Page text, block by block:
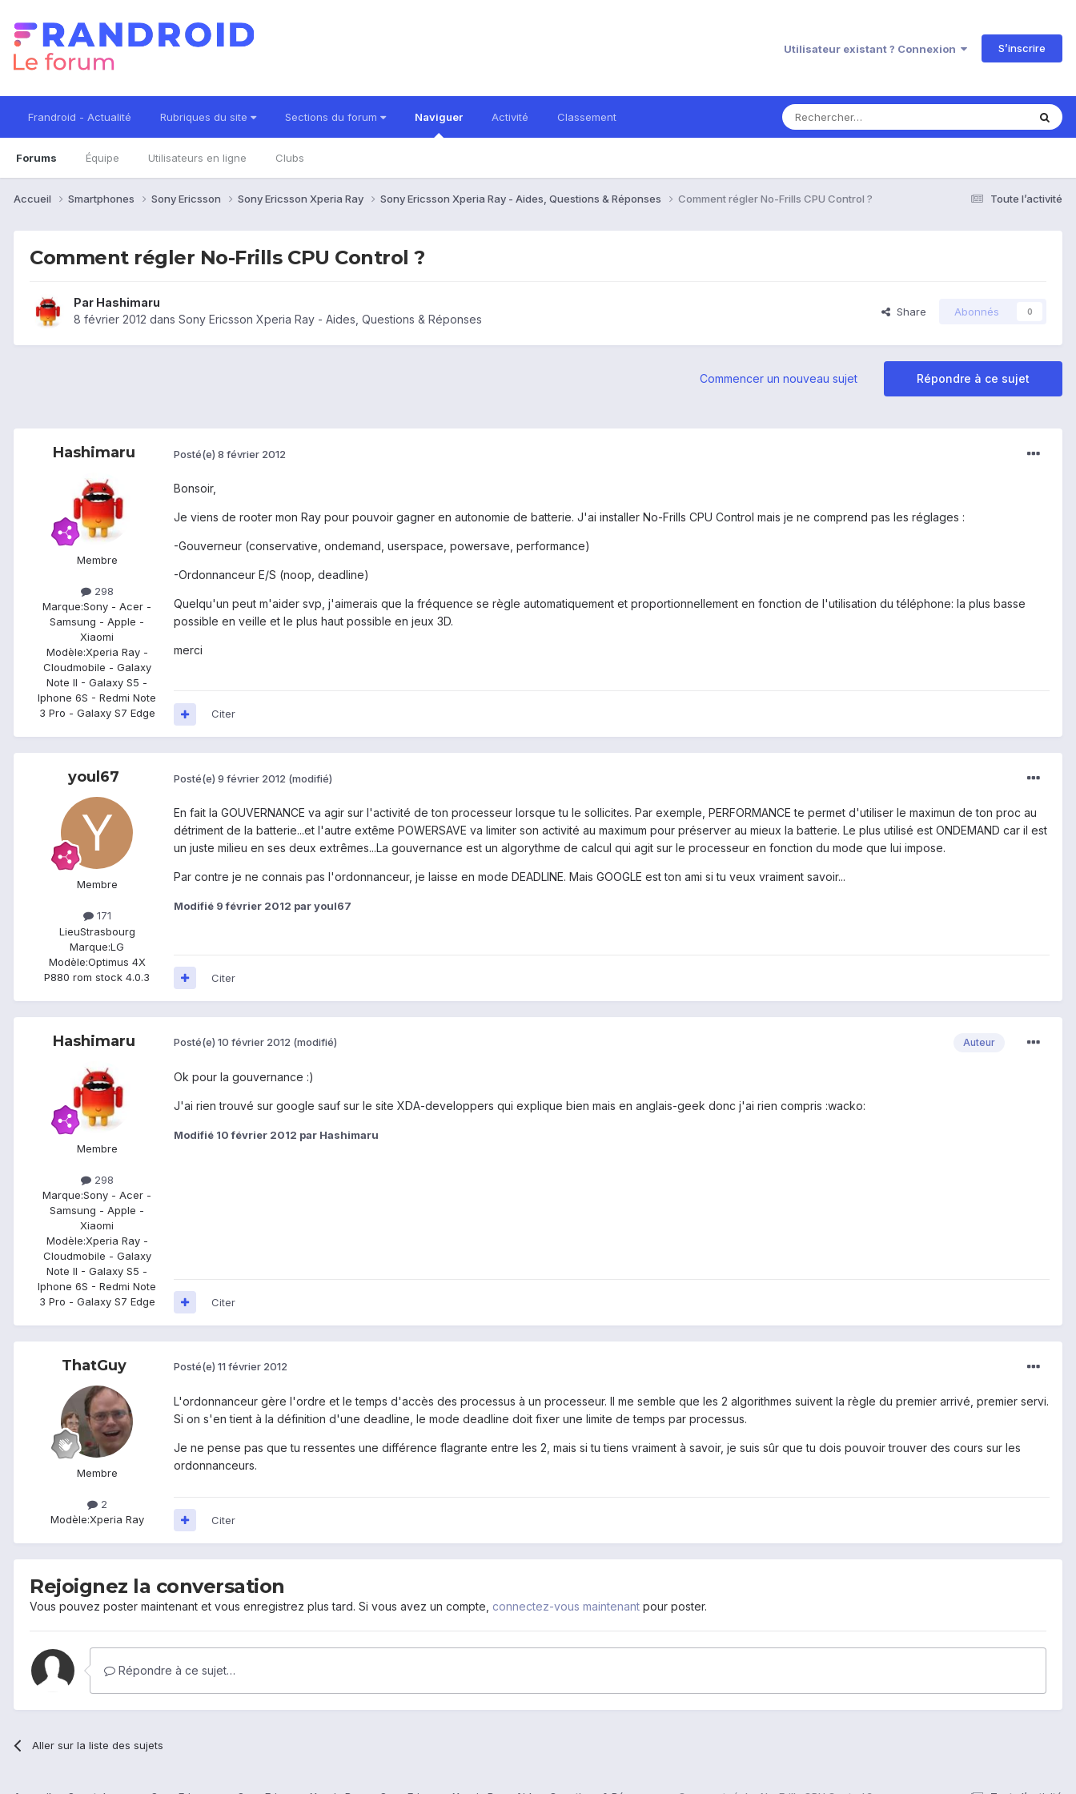
Utilisateur existant ? Connexion S’inscrire
Frandroid - Actualité Rubriques du site Sections du forum Naviguer
Forums Équipe Utilisateurs en ligne Clubs
Activité Classement
Toute l’activité
Accueil Smartphones Sony Ericsson Sony Ericsson Xperia Ray Sony Ericsson Xperia Ray - Aides, Questions & Réponses Comment régler No-Frills CPU Control ?
Comment régler No-Frills CPU Control ?
Par Hashimaru
8 février 2012 dans Sony Ericsson Xperia Ray - Aides, Questions & Réponses
Share Abonnés 0
Répondre à ce sujet
Commencer un nouveau sujet
Hashimaru
Membre
298
Marque:Sony - Acer -
Samsung - Apple -
Xiaomi
Modèle:Xperia Ray -
Cloudmobile - Galaxy
Note II - Galaxy S5 -
Iphone 6S - Redmi Note
3 Pro - Galaxy S7 Edge
Posté(e) 8 février 2012
Bonsoir,
Je viens de rooter mon Ray pour pouvoir gagner en autonomie de batterie. J'ai installer No-Frills CPU Control mais je ne comprend pas les réglages :
-Gouverneur (conservative, ondemand, userspace, powersave, performance)
-Ordonnanceur E/S (noop, deadline)
Quelqu'un peut m'aider svp, j'aimerais que la fréquence se règle automatiquement et proportionnellement en fonction de l'utilisation du téléphone: la plus basse
possible en veille et le plus haut possible en jeux 3D.
merci
Citer
youl67
Membre
171
LieuStrasbourg
Marque:LG
Modèle:Optimus 4X
P880 rom stock 4.0.3
Posté(e) 9 février 2012 (modifié)
En fait la GOUVERNANCE va agir sur l'activité de ton processeur lorsque tu le sollicites. Par exemple, PERFORMANCE te permet d'utiliser le maximun de ton proc au
détriment de la batterie...et l'autre extême POWERSAVE va limiter son activité au maximum pour préserver au mieux la batterie. Le plus utilisé est ONDEMAND car il est
un juste milieu en ses deux extrêmes...La gouvernance est un algorythme de calcul qui agit sur le processeur en fonction du mode que lui impose.
Par contre je ne connais pas l'ordonnanceur, je laisse en mode DEADLINE. Mais GOOGLE est ton ami si tu veux vraiment savoir...
Modifié 9 février 2012 par youl67
Citer
Hashimaru
Membre
298
Marque:Sony - Acer -
Samsung - Apple -
Xiaomi
Modèle:Xperia Ray -
Cloudmobile - Galaxy
Note II - Galaxy S5 -
Iphone 6S - Redmi Note
3 Pro - Galaxy S7 Edge
Auteur
Posté(e) 10 février 2012 (modifié)
Ok pour la gouvernance :)
J'ai rien trouvé sur google sauf sur le site XDA-developpers qui explique bien mais en anglais-geek donc j'ai rien compris :wacko:
Modifié 10 février 2012 par Hashimaru
Citer
ThatGuy
Membre
2
Modèle:Xperia Ray
Posté(e) 11 février 2012
L'ordonnanceur gère l'ordre et le temps d'accès des processus à un processeur. Il me semble que les 2 algorithmes suivent la règle du premier arrivé, premier servi.
Si on s'en tient à la définition d'une deadline, le mode deadline doit fixer une limite de temps par processus.
Je ne pense pas que tu ressentes une différence flagrante entre les 2, mais si tu tiens vraiment à savoir, je suis sûr que tu dois pouvoir trouver des cours sur les
ordonnanceurs.
Citer
Rejoignez la conversation
Vous pouvez poster maintenant et vous enregistrez plus tard. Si vous avez un compte, connectez-vous maintenant pour poster.
Répondre à ce sujet…
Aller sur la liste des sujets